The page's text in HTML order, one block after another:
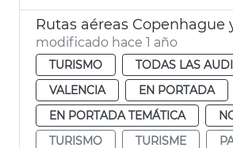
Rutas aéreas Copenhague
modificado hace 1 año
TURISMO
TODAS LAS
VALENCIA
EN PORTADA
EN PORTADA TEMÁTICA
TURISMO
TURISME